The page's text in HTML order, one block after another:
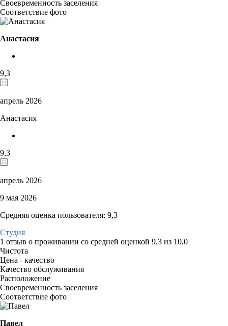
Своевременность заселения
Соответствие фото
Анастасия
9,3
апрель 2026
Анастасия
9,3
апрель 2026
9 мая 2026
Средняя оценка пользователя: 9,3
Студия
1 отзыв о проживании со средней оценкой 9,3 из 10,0
Чистота
Цена - качество
Качество обслуживания
Расположение
Своевременность заселения
Соответствие фото
Павел